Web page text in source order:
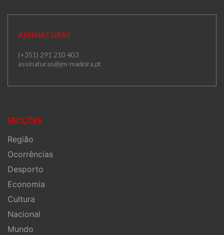
ASSINATURAS
(+351) 291 210 403
assinaturas@jm-madeira.pt
SECÇÕES
Região
Ocorrências
Desporto
Economia
Cultura
Nacional
Mundo